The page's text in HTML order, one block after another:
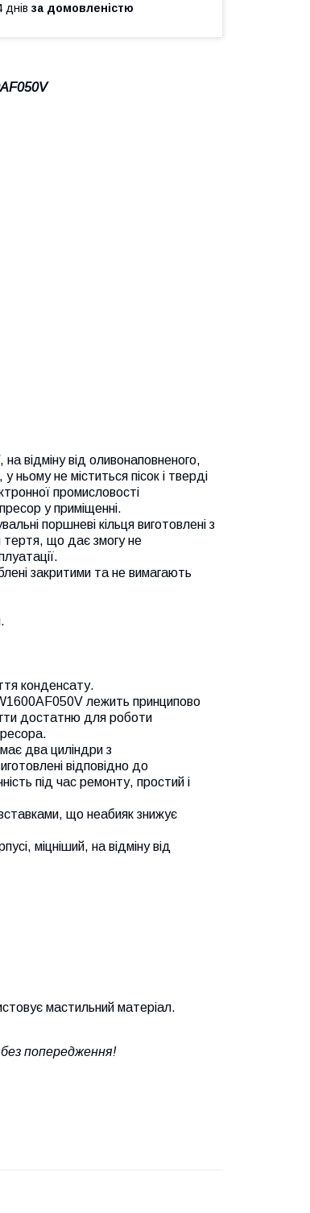
днів за домовленістю
відміну від оливонаповненого,
ньому не міститься пісок і тверді
промисловості
у приміщенні.
поршневі кільця виготовлені з
тертя, що дає змогу не
закритими та не вимагають
конденсату.
лежить принципово
достатню для роботи
два циліндри з
відповідно до
під час ремонту, простий і
що неабияк знижує
міцніший, на відміну від
мастильний матеріал.
попередження!